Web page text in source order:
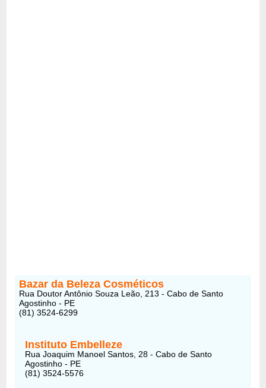
Bazar da Beleza Cosméticos
Rua Doutor Antônio Souza Leão, 213 - Cabo de Santo
Agostinho - PE
(81) 3524-6299
Instituto Embelleze
Rua Joaquim Manoel Santos, 28 - Cabo de Santo
Agostinho - PE
(81) 3524-5576